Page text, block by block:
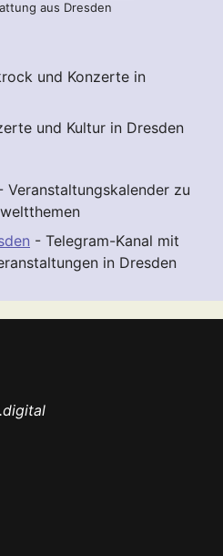
aus Dresden
und Konzerte in
und Kultur in Dresden
Veranstaltungskalender zu
- Telegram-Kanal mit
in Dresden